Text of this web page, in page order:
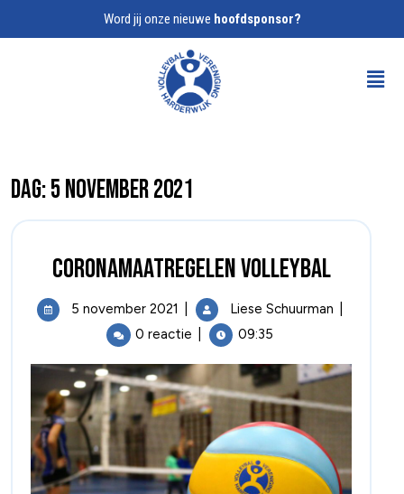
Word jij onze nieuwe hoofdsponsor?
Dag:5 november 2021
Coronamaatregelen volleybal
5 november 2021 Liese Schuurman
0 reactie
09:35